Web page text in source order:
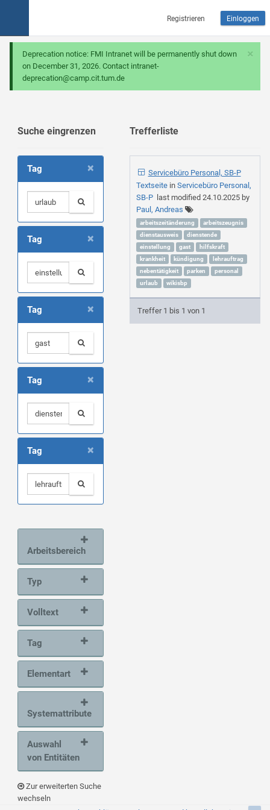
Registrieren Einloggen
×
Deprecation notice: FMI Intranet will be permanently shut down
on December 31, 2026. Contact intranet-
deprecation@camp.cit.tum.de
Suche eingrenzen
×
Tag
×
Tag
×
Tag
×
Tag
×
Tag
Arbeitsbereich
Typ
Volltext
Tag
Elementart
Systemattribute
Auswahl
von Entitäten
Zur erweiterten Suche
wechseln
Trefferliste
Servicebüro Personal, SB-P
Textseite in Servicebüro Personal,
SB-Plast modified 24.10.2025by
Paul, Andreas
arbeitszeitänderung
arbeitszeugnis
dienstausweis
dienstende
einstellung
gast
hilfskraft
krankheit
kündigung
lehrauftrag
nebentätigkeit
parken
personal
urlaub
wikisbp
Treffer 1 bis 1 von 1